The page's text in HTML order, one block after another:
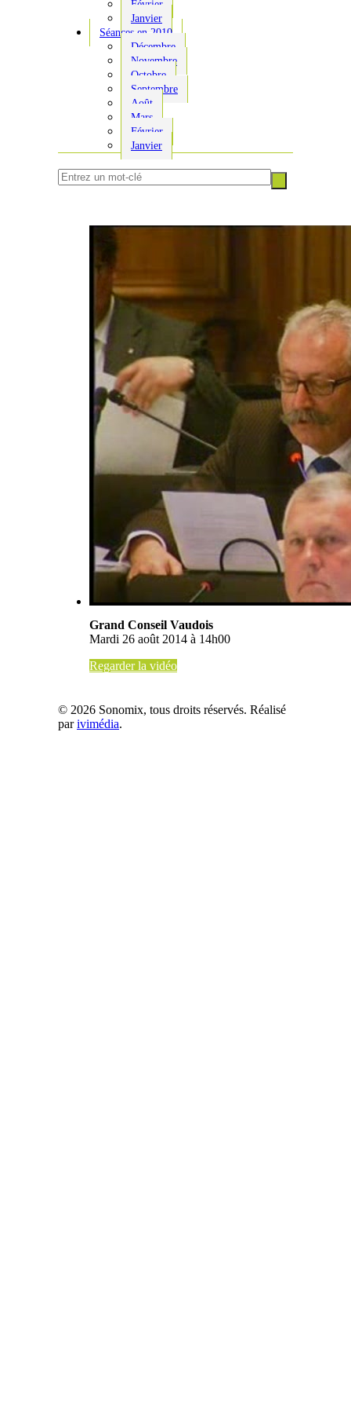
Février
Janvier
Séances en 2010
Décembre
Novembre
Octobre
Septembre
Août
Mars
Février
Janvier
Grand Conseil Vaudois
Mardi 26 août 2014 à 14h00
Regarder la vidéo
© 2026 Sonomix, tous droits réservés. Réalisé
parivimédia.